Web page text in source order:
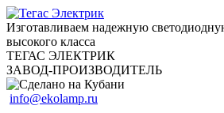
Изготавливаем надежную
высокого класса
ТЕГАС ЭЛЕКТРИК
ЗАВОД-ПРОИЗВОДИТЕЛЬ
info@ekolamp.ru